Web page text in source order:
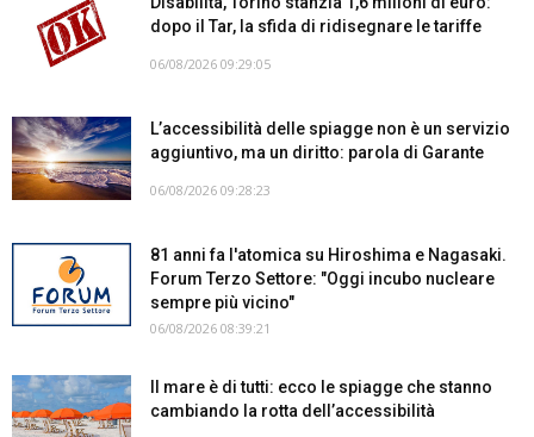
dopo il Tar, la sfida di ridisegnare le tariffe
06/08/2026 09:29:05
L’accessibilità delle spiagge non è un servizio
aggiuntivo, ma un diritto: parola di Garante
06/08/2026 09:28:23
81 anni fa l'atomica su Hiroshima e Nagasaki.
Forum Terzo Settore: "Oggi incubo nucleare
sempre più vicino"
06/08/2026 08:39:21
Il mare è di tutti: ecco le spiagge che stanno
cambiando la rotta dell’accessibilità